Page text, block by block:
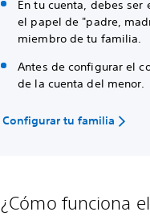
En tu cuenta, debes
el papel de "padre,
miembro de tu familia.
Antes de configurar el
de la cuenta del menor.
Configurar tu familia
¿Cómo funciona